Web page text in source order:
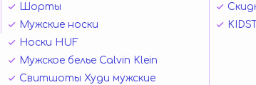
Шорты
Мужские носки
Носки HUF
Мужское белье Calvin Klein
Свитшоты Худи мужские